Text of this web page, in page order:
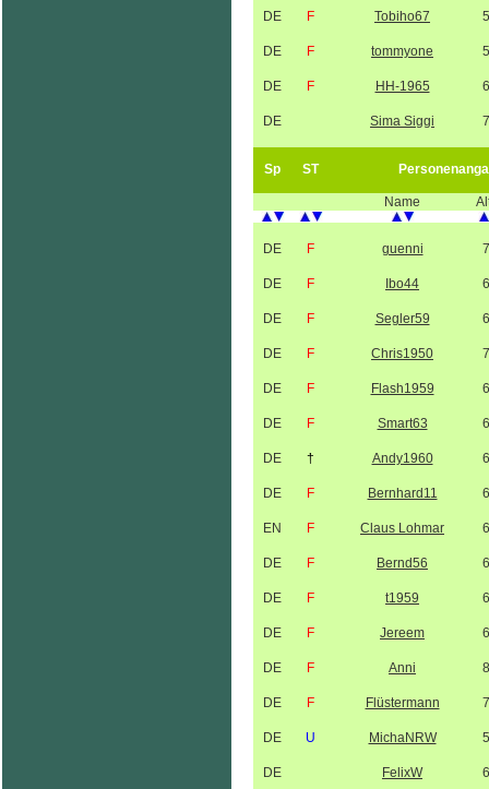
DE F Tobiho67
DE F tommyone
DE F HH-1965
DE Sima Siggi
Sp ST
Name
DE F guenni
DE F Ibo44
DE F Segler59
DE F Chris1950
DE F Flash1959
DE F Smart63
DE † Andy1960
DE F Bernhard11
EN F Claus Lohmar
DE F Bernd56
DE F t1959
DE F Jereem
DE F Anni
DE F Flüstermann
DE U MichaNRW
DE FelixW